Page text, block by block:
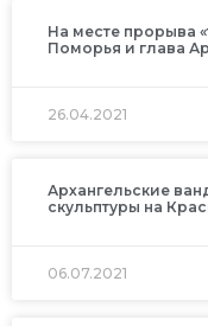
На месте прорыва
Поморья и глава
26.04.2021
Архангельские
скульптуры на
06.07.2021